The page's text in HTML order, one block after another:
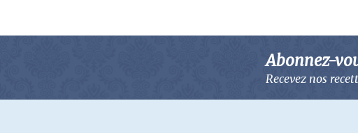
Abonnez-
Recevez nos